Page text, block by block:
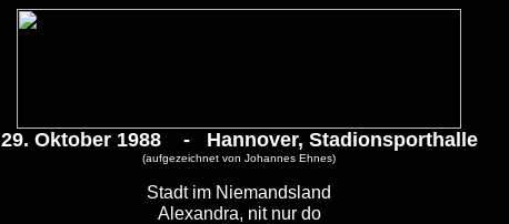
29. Oktober 1988 - Hannover, Stadionsporthalle
(aufgezeichnet von Johannes Ehnes)
Stadt im Niemandsland
Alexandra, nit nur do